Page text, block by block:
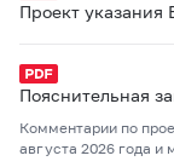
Проект указания
Пояснительная
Комментарии по
августа 2026 года и